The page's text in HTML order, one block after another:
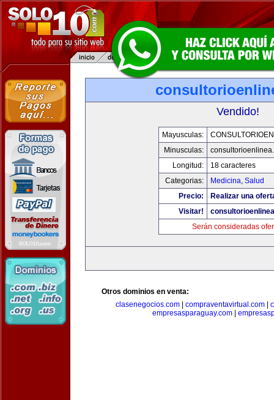
Vendido!
Mayusculas:
Minusculas:
Longitud:
18 caracteres
Categorias:
Medicina, Salud
Precio:
Realizar una
Visitar!
Serán consideradas
Otros dominios en venta:
clasenegocios.com| compraventavirtual.com|
empresasparaguay.com|